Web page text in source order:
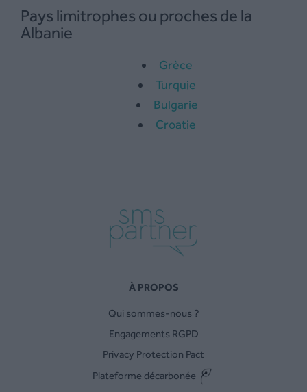
Pays limitrophes ou proches de la
Albanie
Grèce
Turquie
Bulgarie
Croatie
À PROPOS
Qui sommes-nous ?
Engagements RGPD
Privacy Protection Pact
Plateforme décarbonée